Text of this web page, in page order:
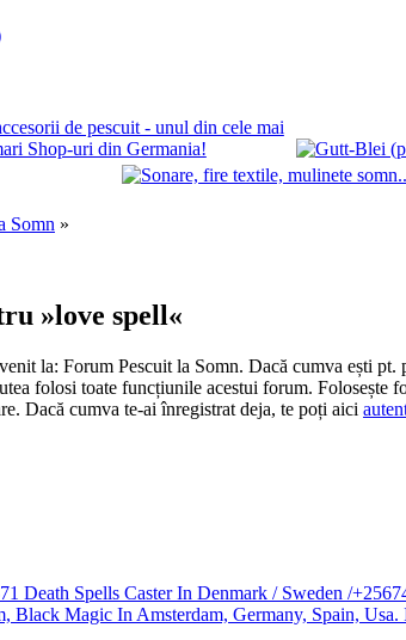
Somn »
»love spell«
la: Forum Pescuit la Somn. Dacă cumva ești pt.
folosi toate funcțiunile acestui forum. Folosește
Dacă cumva te-ai înregistrat deja, te poți aici
Death Spells Caster In Denmark / Sweden /
Black Magic In Amsterdam, Germany, Spain, Usa.